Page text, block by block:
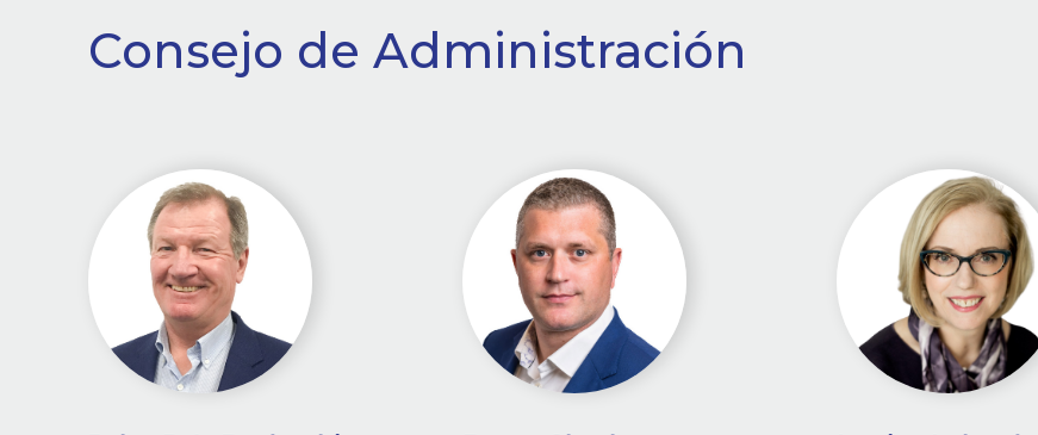
Consejo de Administración